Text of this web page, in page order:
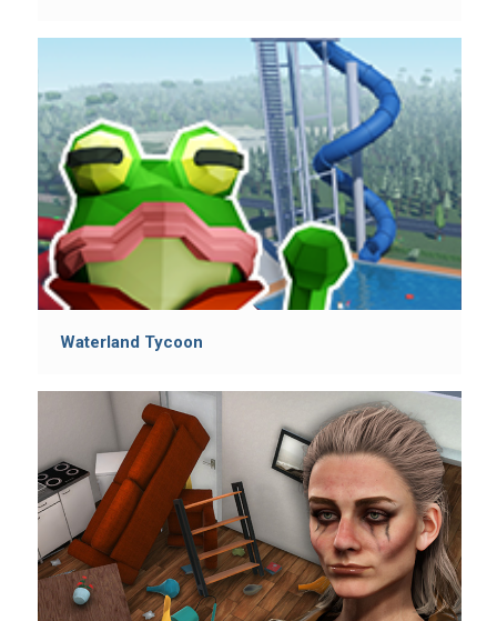
Waterland Tycoon